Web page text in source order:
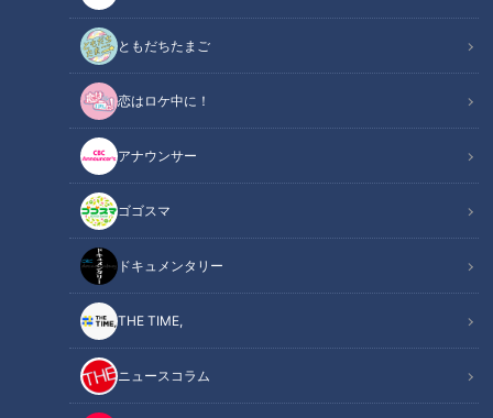
ともだちたまご
恋はロケ中に！
アナウンサー
ゴゴスマ
ドキュメンタリー
THE TIME,
ニュースコラム
今回の動画でご紹介するのは、ラグジュアリーなメイクアップ
ブランド「アンプリチュード(Amplitude)」の商品を使った“大
人の秋メイク”。アイメイクから、チーク、リップまで商品の
魅力やポイントを教えてもらいました。
この記事の画像を見る
この記事を見たあなたへのおすすめ
夏も要注意！？脳卒中【チャン
この春アップデート！進化した